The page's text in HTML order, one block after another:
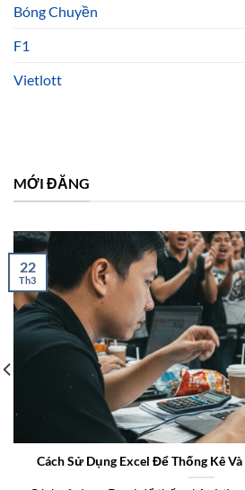
Bóng Chuyền
F1
Vietlott
MỚI ĐĂNG
Cách Sử Dụng Excel Để Thống Kê
22
Th3